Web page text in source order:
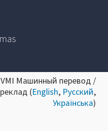
Машинный перевод /
(English, Русский,
Українська)